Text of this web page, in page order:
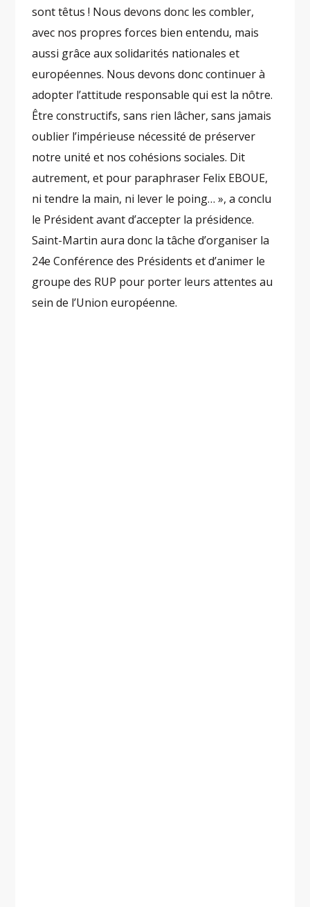
sont têtus ! Nous devons donc les combler,
avec nos propres forces bien entendu, mais
aussi grâce aux solidarités nationales et
européennes. Nous devons donc continuer à
adopter l’attitude responsable qui est la nôtre.
Être constructifs, sans rien lâcher, sans jamais
oublier l’impérieuse nécessité de préserver
notre unité et nos cohésions sociales. Dit
autrement, et pour paraphraser Felix EBOUE,
ni tendre la main, ni lever le poing… », a conclu
le Président avant d’accepter la présidence.
Saint-Martin aura donc la tâche d’organiser la
24e Conférence des Présidents et d’animer le
groupe des RUP pour porter leurs attentes au
sein de l’Union européenne.